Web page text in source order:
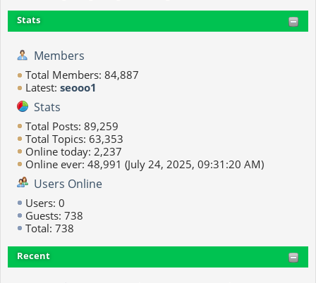
Stats
Members
Total Members: 84,887
Latest: seooo1
Stats
Total Posts: 89,259
Total Topics: 63,353
Online today: 2,237
Online ever: 48,991 (July 24, 2025, 09:31:20 AM)
Users Online
Users: 0
Guests: 738
Total: 738
Recent